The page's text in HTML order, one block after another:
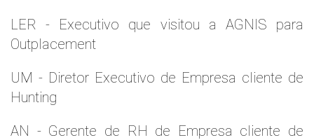
LER - Executivo que visitou a AGNIS para
Outplacement
UM - Diretor Executivo de Empresa cliente de
Hunting
AN - Gerente de RH de Empresa cliente de